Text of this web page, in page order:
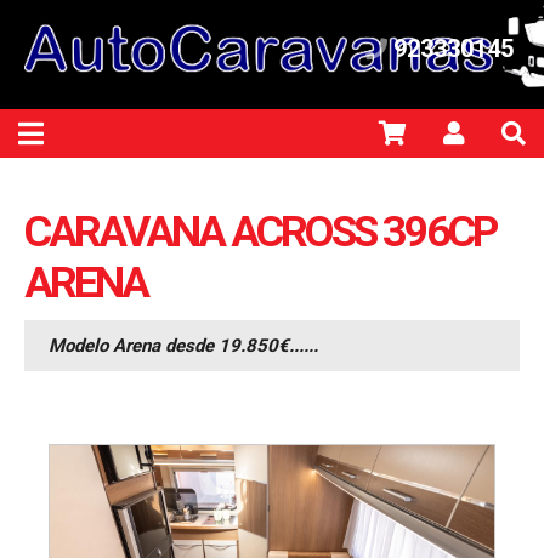
923330145
CARAVANA ACROSS 396CP
ARENA
Modelo Arena desde 19.850€......